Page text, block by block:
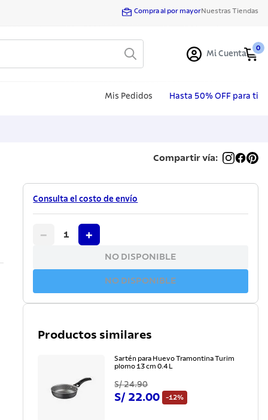
Compra al por mayorNuestras Tiendas
Mi Cuenta
0
Mis Pedidos Hasta 50% OFF para ti
Compartir vía:
Consulta el costo de envío
− 1 +
NO DISPONIBLE
NO DISPONIBLE
Productos similares
Sartén para Huevo Tramontina Turim
plomo 13 cm 0.4 L
S/ 24.90
S/ 22.00 -12%